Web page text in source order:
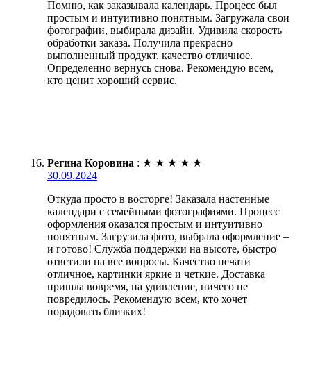
Помню, как заказывала календарь. Процесс был
простым и интуитивно понятным. Загружала свои
фотографии, выбирала дизайн. Удивила скорость
обработки заказа. Получила прекрасно
выполненный продукт, качество отличное.
Определенно вернусь снова. Рекомендую всем,
кто ценит хороший сервис.
Регина Коровина : ★ ★ ★ ★ ★
30.09.2024
Откуда просто в восторге! Заказала настенные
календари с семейными фотографиями. Процесс
оформления оказался простым и интуитивно
понятным. Загрузила фото, выбрала оформление –
и готово! Служба поддержки на высоте, быстро
ответили на все вопросы. Качество печати
отличное, картинки яркие и четкие. Доставка
пришла вовремя, на удивление, ничего не
повредилось. Рекомендую всем, кто хочет
порадовать близких!